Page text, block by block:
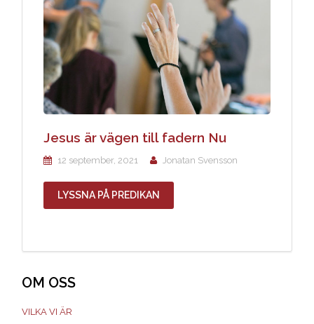
Jesus är vägen till fadern Nu
12 september, 2021 Jonatan Svensson
LYSSNA PÅ PREDIKAN
OM OSS
VILKA VI ÄR